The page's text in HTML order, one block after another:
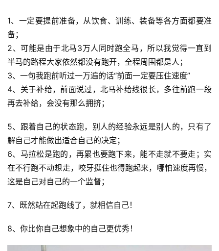
1、一定要提前准备，从饮食、训练、装备等各方面都要准
备；
2、可能是由于北马3万人同时跑全马，所以我觉得一直到
半马的路程大家依然都没有跑开，全程周围都是人；
3、一句我跑前听过一万遍的话“前面一定要压住速度”
4、关于补给，前面说过，北马补给线很长，多往前跑一段
再去补给，会没有那么拥挤；
5、跟着自己的状态跑，别人的经验永远是别人的，只有了
解自己才能做出适合自己的决定；
6、马拉松是跑的， 再累也要跑下来，能不走就不要走；实
在不行跑不动想走，咬牙挺住也得跑起来，哪怕速度再慢，
这是自己对自己的一个监督；
7、既然站在起跑线了，就相信自己！
8、你比你自 己想象中的自 己更优秀！